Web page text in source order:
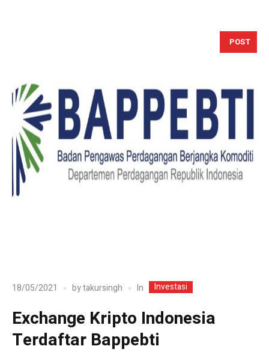
POST
18/05/2021 bytakursingh In Investasi
Exchange Kripto Indonesia
Terdaftar Bappebti